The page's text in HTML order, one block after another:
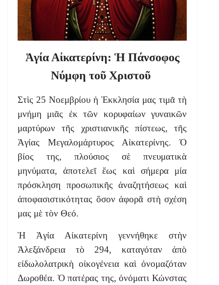
Ἁγία Αἰκατερίνη: Ἡ Πάνσοφος
Νύμφη τοῦ Χριστοῦ
Στὶς 25 Νοεμβρίου ἡ Ἐκκλησία μας τιμᾶ τὴ
μνήμη μιᾶς ἐκ τῶν κορυφαίων γυναικῶν
μαρτύρων τῆς χριστιανικῆς πίστεως, τῆς
Ἁγίας Μεγαλομάρτυρος Αἰκατερίνης. Ὁ
βίος της, πλούσιος σὲ πνευματικὰ
μηνύματα, ἀποτελεῖ ἕως καὶ σήμερα μία
πρόσκληση προσωπικῆς ἀναζητήσεως καὶ
ἀποφασιστικότητας ὅσον ἀφορᾶ στὴ σχέση
μας μὲ τὸν Θεό.
Ἡ Ἁγία Αἰκατερίνη γεννήθηκε στὴν
Ἀλεξάνδρεια τὸ 294, καταγόταν ἀπὸ
εἰδωλολατρικὴ οἰκογένεια καὶ ὀνομαζόταν
Δωροθέα. Ὁ πατέρας της, ὀνόματι Κώνστας